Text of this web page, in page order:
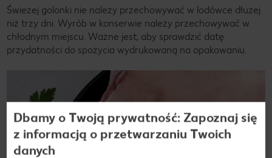
Świeżej golonki nie należy przechowywać w lodówce dłużej
niż trzy dni. Wyrób w konserwie należy przechowywać w
chłodnym miejscu. Ważne jest, aby sprawdzić datę
przydatności do spożycia wydrukowaną na opakowaniu.
Dbamy o Twoją prywatność: Zapoznaj się
z informacją o przetwarzaniu Twoich
danych